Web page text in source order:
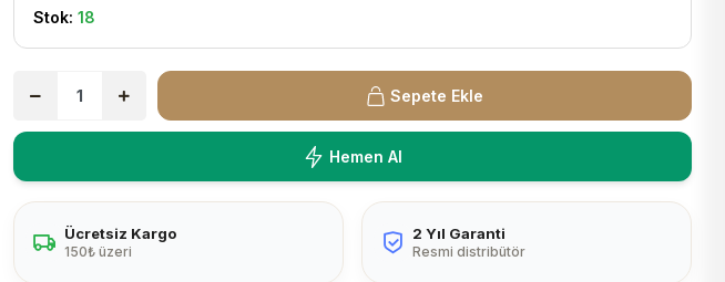
Stok: 18
Sepete Ekle
Hemen Al
Ücretsiz Kargo
150₺ üzeri
2 Yıl Garanti
Resmi distribütör